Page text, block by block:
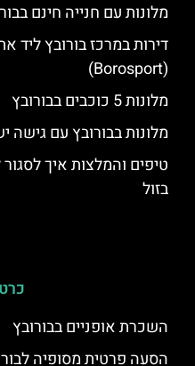
מלונות עם חנייה חינם
דירות במרכז בורובץ ליד
(Borosport)
מלונות 5 כוכבים בבורובץ
מלונות בבורובץ עם גישה
טיפים והמלצות איך
בזול
השכרת אופניים בבורובץ
הסעה פרטית מסופיה